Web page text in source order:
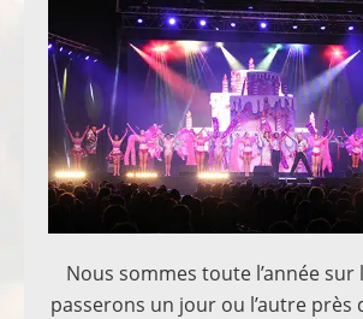
Nous sommes toute l’année
passerons un jour ou l’autre près